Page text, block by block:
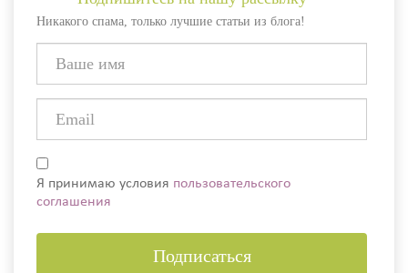
Никакого спама, только лучшие статьи из блога!
Я принимаю условия пользовательского
соглашения
Подписаться